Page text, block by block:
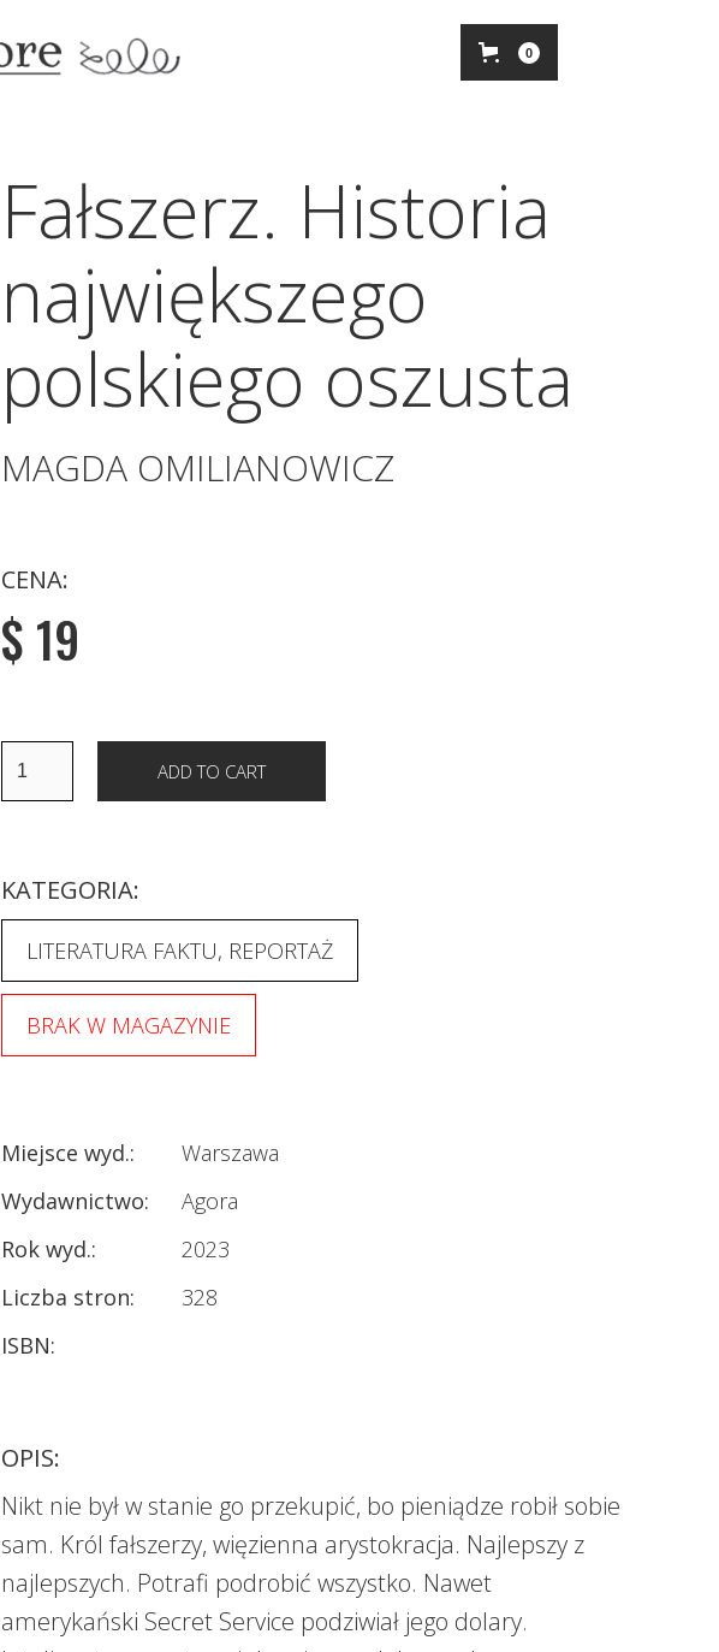
0
Fałszerz. Historia
największego
polskiego oszusta
MAGDA OMILIANOWICZ
CENA:
$ 19
KATEGORIA:
LITERATURA FAKTU, REPORTAŻ
BRAK W MAGAZYNIE
Miejsce wyd.:
Warszawa
Wydawnictwo:
Agora
Rok wyd.:
2023
Liczba stron:
328
ISBN:
OPIS:
Nikt nie był w stanie go przekupić, bo pieniądze robił sobie
sam. Król fałszerzy, więzienna arystokracja. Najlepszy z
najlepszych. Potrafi podrobić wszystko. Nawet
amerykański Secret Service podziwiał jego dolary.